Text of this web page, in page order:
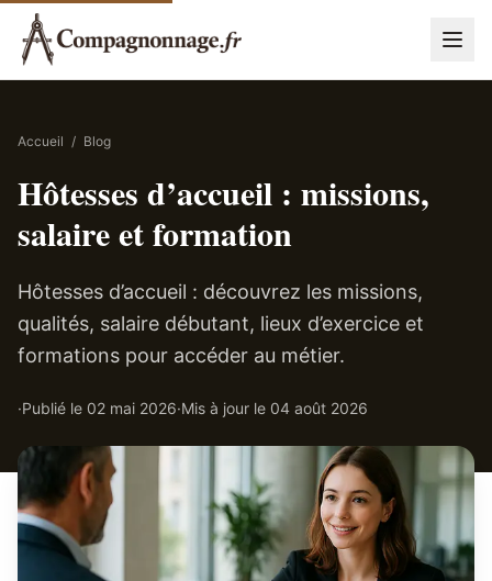
Accueil / Blog
Hôtesses d’accueil : missions,
salaire et formation
Hôtesses d’accueil : découvrez les missions,
qualités, salaire débutant, lieux d’exercice et
formations pour accéder au métier.
·Publié le 02 mai 2026·Mis à jour le 04 août 2026